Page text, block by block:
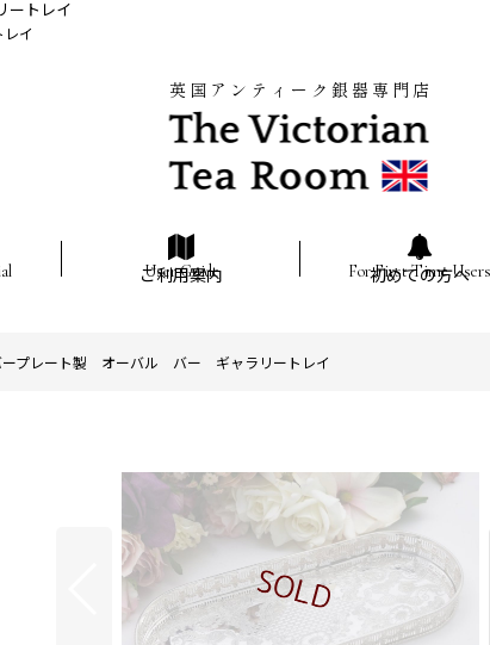
トレイ
イ
英国アンティーク銀器専門店
ご利用案内 初めての方へ
プレート製 オーバル バー ギャラリートレイ